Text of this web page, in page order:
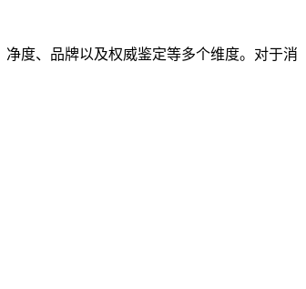
度、品牌以及权威鉴定等多个维度。对于消